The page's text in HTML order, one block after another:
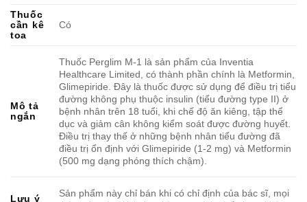
Thuốc
cần kê
toa
Có
Mô tả
ngắn
Thuốc Perglim M-1 là sản phẩm của Inventia
Healthcare Limited, có thành phần chính là Metformin,
Glimepiride. Đây là thuốc được sử dụng để điều trị tiểu
đường không phụ thuộc insulin (tiểu đường type II) ở
bệnh nhân trên 18 tuổi, khi chế độ ăn kiêng, tập thể
dục và giảm cân không kiểm soát được đường huyết.
Điều trị thay thế ở những bệnh nhân tiểu đường đã
điều trị ổn định với Glimepiride (1-2 mg) và Metformin
(500 mg dạng phóng thích chậm).
Lưu ý
Sản phẩm này chỉ bán khi có chỉ định của bác sĩ, mọi